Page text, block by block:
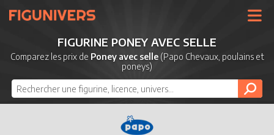
UNIVERS
LICENCES
MARQUES
NOUVEAUTÉS
DERNIERS AJOUTS
FIGURINE PONEY AVEC SELLE
Comparez les prix de Poney avec selle(Papo Chevaux, poulains et
poneys)